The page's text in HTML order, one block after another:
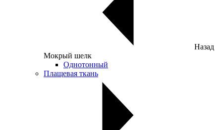
Назад
Мокрый шелк
Однотонный
Плащевая ткань